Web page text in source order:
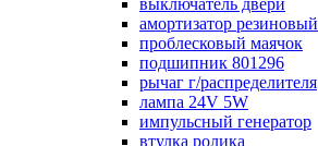
выключатель двери
амортизатор резиновый
проблесковый маячок
подшипник 801296
рычаг г/распределителя
лампа 24V 5W
импульсный генератор
втулка ролика